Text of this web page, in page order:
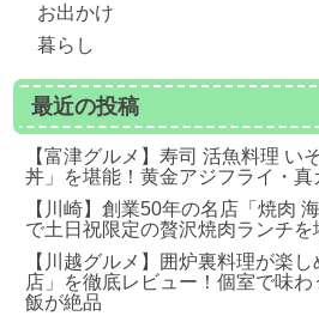
お出かけ
暮らし
最近の投稿
【富津グルメ】寿司 活魚料理 い
丼」を堪能！黄金アジフライ・真
【川崎】創業50年の名店「焼肉
で土日祝限定の贅沢焼肉ランチを
【川越グルメ】囲炉裏料理が楽
店」を徹底レビュー！個室で味
飯が絶品